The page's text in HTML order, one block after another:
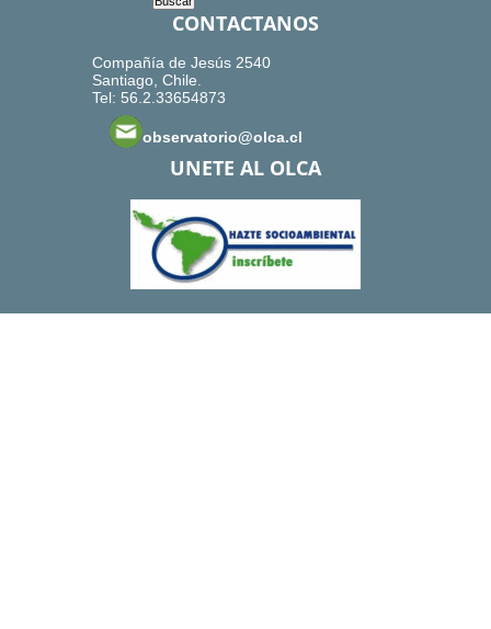
CONTACTANOS
Compañía de Jesús 2540
Santiago, Chile.
Tel: 56.2.33654873
observatorio@olca.cl
UNETE AL OLCA